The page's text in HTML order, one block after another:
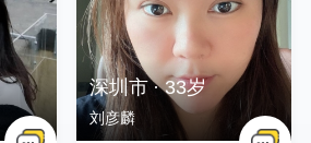
深圳市 · 33岁
刘彦麟